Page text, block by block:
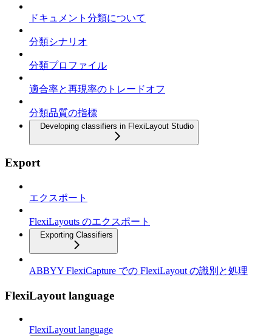
ドキュメント分類について
分類シナリオ
分類プロファイル
適合率と再現率のトレードオフ
分類品質の指標
Developing classifiers in FlexiLayout Studio
Export
エクスポート
FlexiLayouts のエクスポート
Exporting Classifiers
ABBYY FlexiCapture での FlexiLayout の識別と処理
FlexiLayout language
FlexiLayout language